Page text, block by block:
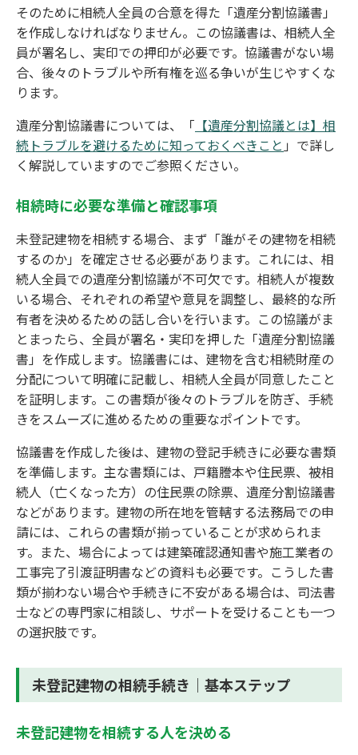
そのために相続人全員の合意を得た「遺産分割協議書」
を作成しなければなりません。この協議書は、相続人全
員が署名し、実印での押印が必要です。協議書がない場
合、後々のトラブルや所有権を巡る争いが生じやすくな
ります。
遺産分割協議書については、「 【遺産分割協議とは】相
続トラブルを避けるために知っておくべきこと 」で詳し
く解説していますのでご参照ください。
相続時に必要な準備と確認事項
未登記建物を相続する場合、まず「誰がその建物を相続
するのか」を確定させる必要があります。これには、相
続人全員での遺産分割協議が不可欠です。相続人が複数
いる場合、それぞれの希望や意見を調整し、最終的な所
有者を決めるための話し合いを行います。この協議がま
とまったら、全員が署名・実印を押した「遺産分割協議
書」を作成します。協議書には、建物を含む相続財産の
分配について明確に記載し、相続人全員が同意したこと
を証明します。この書類が後々のトラブルを防ぎ、手続
きをスムーズに進めるための重要なポイントです。
協議書を作成した後は、建物の登記手続きに必要な書類
を準備します。主な書類には、戸籍謄本や住民票、被相
続人（亡くなった方）の住民票の除票、遺産分割協議書
などがあります。建物の所在地を管轄する法務局での申
請には、これらの書類が揃っていることが求められま
す。また、場合によっては建築確認通知書や施工業者の
工事完了引渡証明書などの資料も必要です。こうした書
類が揃わない場合や手続きに不安がある場合は、司法書
士などの専門家に相談し、サポートを受けることも一つ
の選択肢です。
未登記建物の相続手続き｜基本ステップ
未登記建物を相続する人を決める